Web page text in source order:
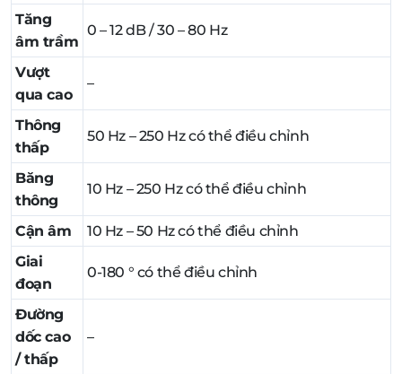
Tăng
âm trầm
0 – 12 dB / 30 – 80 Hz
Vượt
qua cao
–
Thông
thấp
50 Hz – 250 Hz có thể điều chỉnh
Băng
thông
10 Hz – 250 Hz có thể điều chỉnh
Cận âm
10 Hz – 50 Hz có thể điều chỉnh
Giai
đoạn
0-180 ° có thể điều chỉnh
Đường
dốc cao
/ thấp
–